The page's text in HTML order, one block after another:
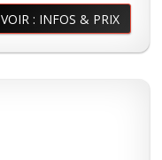
VOIR : INFOS & PRIX